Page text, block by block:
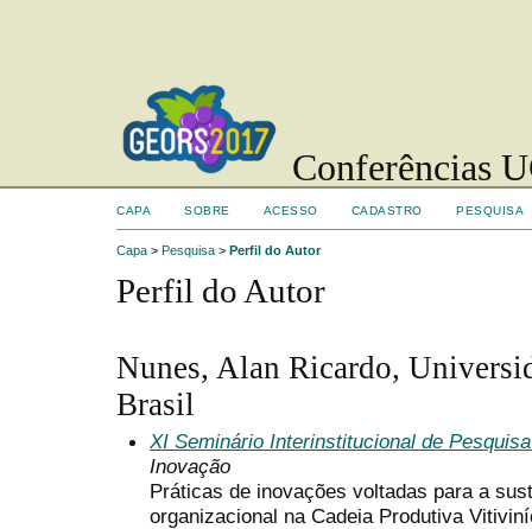
Conferências
CAPA SOBRE ACESSO CADASTRO PESQUISA
Capa > Pesquisa > Perfil do Autor
Perfil do Autor
Nunes, Alan Ricardo,
Brasil
XI Seminário Interinstitucional de
Inovação
Práticas de inovações voltadas para a
organizacional na Cadeia Produtiva